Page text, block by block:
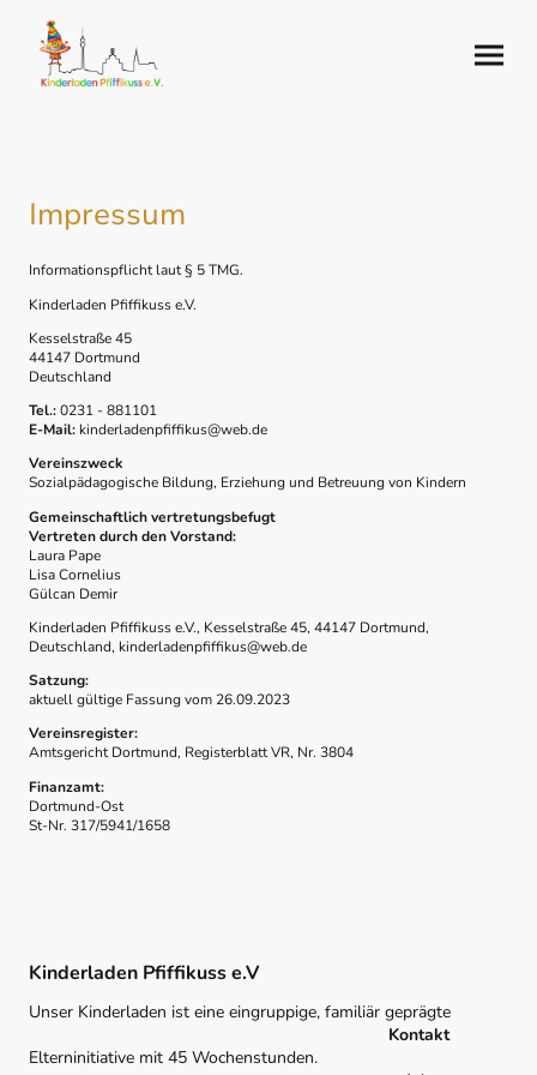
Impressum
Informationspflicht laut § 5 TMG.
Kinderladen Pfiffikuss e.V.
Kesselstraße 45
44147 Dortmund
Deutschland
Tel.:0231 - 881101
E-Mail: kinderladenpfiffikus@web.de
Vereinszweck
Sozialpädagogische Bildung, Erziehung und Betreuung von Kindern
Gemeinschaftlich vertretungsbefugt
Vertreten durch den Vorstand:
Laura Pape
Lisa Cornelius
Gülcan Demir
Kinderladen Pfiffikuss e.V., Kesselstraße 45, 44147 Dortmund,
Deutschland, kinderladenpfiffikus@web.de
Satzung:
aktuell gültige Fassung vom 26.09.2023
Vereinsregister:
Amtsgericht Dortmund, Registerblatt VR, Nr. 3804
Finanzamt:
Dortmund-Ost
St-Nr. 317/5941/1658
Kinderladen Pfiffikuss e.V
Unser Kinderladen ist eine eingruppige, familiär geprägte
Kontakt
Elterninitiative mit 45 Wochenstunden.